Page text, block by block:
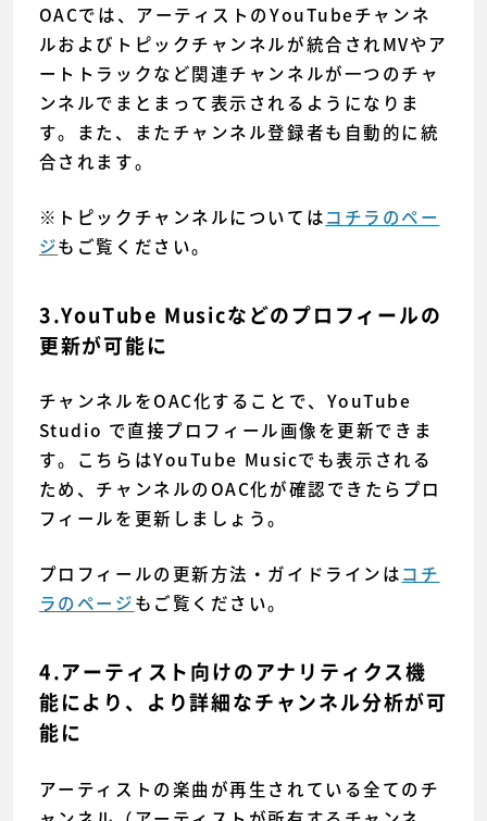
OACでは、アーティストのYouTubeチャンネ
ルおよびトピックチャンネルが統合されMVやア
ートトラックなど関連チャンネルが一つのチャ
ンネルでまとまって表示されるようになりま
す。また、またチャンネル登録者も自動的に統
合されます。
※トピックチャンネルについてはコチラのペー
ジもご覧ください。
3.YouTube Musicなどのプロフィールの
更新が可能に
チャンネルをOAC化することで、YouTube
Studio で直接プロフィール画像を更新できま
す。こちらはYouTube Musicでも表示される
ため、チャンネルのOAC化が確認できたらプロ
フィールを更新しましょう。
プロフィールの更新方法・ガイドラインはコチ
ラのページもご覧ください。
4.アーティスト向けのアナリティクス機
能により、より詳細なチャンネル分析が可
能に
アーティストの楽曲が再生されている全てのチ